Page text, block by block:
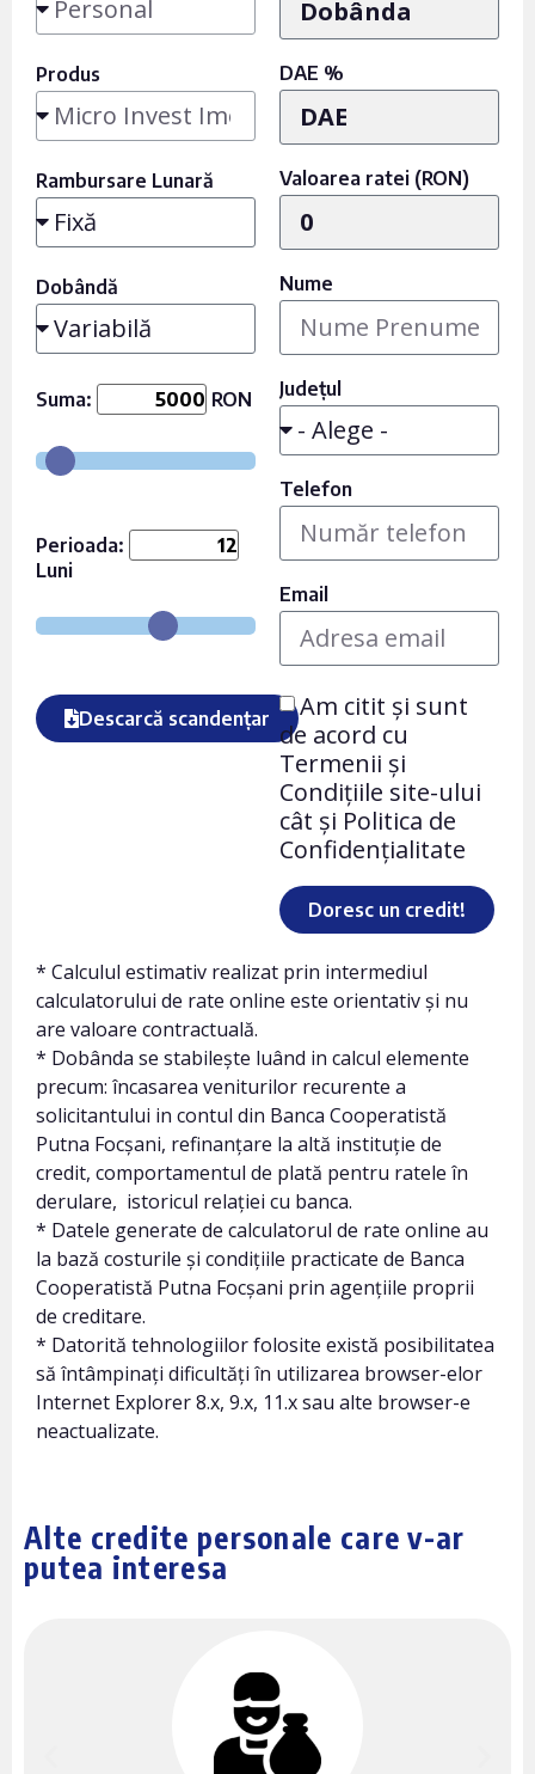
Produs
Rambursare Lunară
Dobândă
Suma: RON
Perioada:
Luni
Descarcă scandențar
DAE %
Valoarea ratei (RON)
Nume
Județul
Telefon
Email
Am citit și sunt
de acord cu
Termenii și
Condițiile site-ului
cât și Politica de
Confidențialitate
Doresc un credit!
* Calculul estimativ realizat prin intermediul
calculatorului de rate online este orientativ și nu
are valoare contractuală.
* Dobânda se stabilește luând in calcul elemente
precum: încasarea veniturilor recurente a
solicitantului in contul din Banca Cooperatistă
Putna Focșani, refinanțare la altă instituție de
credit, comportamentul de plată pentru ratele în
derulare, istoricul relației cu banca.
* Datele generate de calculatorul de rate online au
la bază costurile și condițiile practicate de Banca
Cooperatistă Putna Focșani prin agențiile proprii
de creditare.
* Datorită tehnologiilor folosite există posibilitatea
să întâmpinați dificultăți în utilizarea browser-elor
Internet Explorer 8.x, 9.x, 11.x sau alte browser-e
neactualizate.
Alte credite personale care v-ar
putea interesa